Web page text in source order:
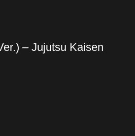
– Jujutsu Kaisen